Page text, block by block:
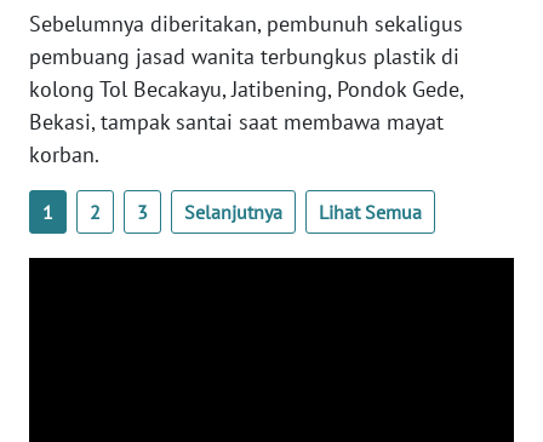
Sebelumnya diberitakan, pembunuh sekaligus
pembuang jasad wanita terbungkus plastik di
kolong Tol Becakayu, Jatibening, Pondok Gede,
Bekasi, tampak santai saat membawa mayat
korban.
1 2 3 Selanjutnya Lihat Semua
NTT
WN
KEPRI
WN
PAPUA